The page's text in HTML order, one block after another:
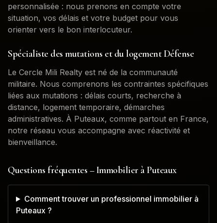
personnalisée : nous prenons en compte votre
situation, vos délais et votre budget pour vous
orienter vers le bon interlocuteur.
Spécialiste des mutations et du logement Défense
Le Cercle Mili Realty est né de la communauté
militaire. Nous comprenons les contraintes spécifiques
liées aux mutations : délais courts, recherche à
distance, logement temporaire, démarches
administratives. À Puteaux, comme partout en France,
notre réseau vous accompagne avec réactivité et
bienveillance.
Questions fréquentes – Immobilier àPuteaux
Comment trouver un professionnel immobilier à
Puteaux ?